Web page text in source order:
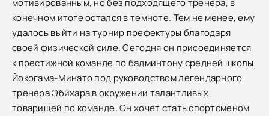
мотивированным, но без подходящего тренера, в
конечном итоге остался в темноте. Тем не менее, ему
удалось выйти на турнир префектуры благодаря
своей физической силе. Сегодня он присоединяется
к престижной команде по бадминтону средней школы
Йокогама-Минато под руководством легендарного
тренера Эбихара в окружении талантливых
товарищей по команде. Он хочет стать спортсменом